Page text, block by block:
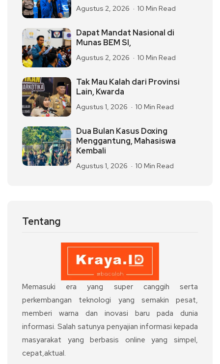
Agustus 2, 2026 10 Min Read
Dapat Mandat Nasional di
Munas BEM SI,
Agustus 2, 2026 10 Min Read
Tak Mau Kalah dari Provinsi
Lain, Kwarda
Agustus 1, 2026 10 Min Read
Dua Bulan Kasus Doxing
Menggantung, Mahasiswa
Kembali
Agustus 1, 2026 10 Min Read
Tentang
Memasuki era yang super canggih serta
perkembangan teknologi yang semakin pesat,
memberi warna dan inovasi baru pada dunia
informasi. Salah satunya penyajian informasi kepada
masyarakat yang berbasis online yang simpel,
cepat,aktual.